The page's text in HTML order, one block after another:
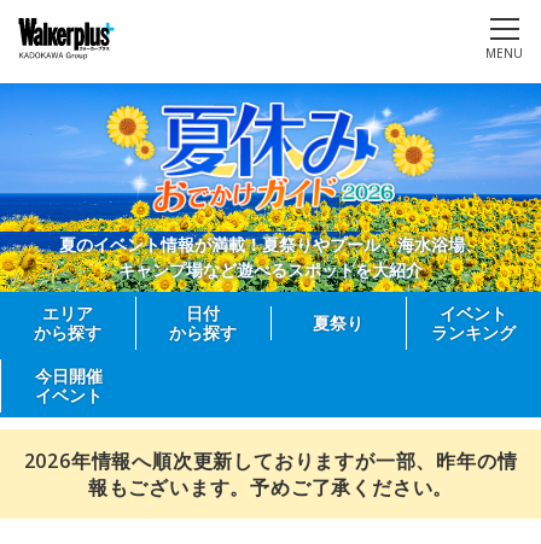
MENU
夏のイベント情報が満載！夏祭りやプール、海水浴場、
キャンプ場など遊べるスポットを大紹介
エリア
から探す
日付
から探す
夏祭り
イベント
ランキング
今日開催
イベント
2026年情報へ順次更新しておりますが一部、昨年の情
報もございます。予めご了承ください。